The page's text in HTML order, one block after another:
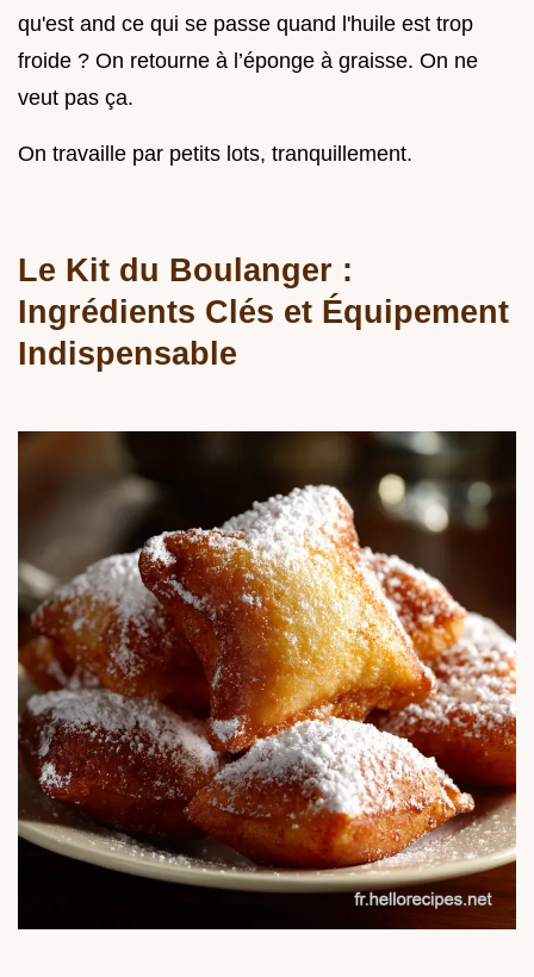
qu'est and ce qui se passe quand l'huile est trop
froide ? On retourne à l’éponge à graisse. On ne
veut pas ça.
On travaille par petits lots, tranquillement.
Le Kit du Boulanger :
Ingrédients Clés et Équipement
Indispensable